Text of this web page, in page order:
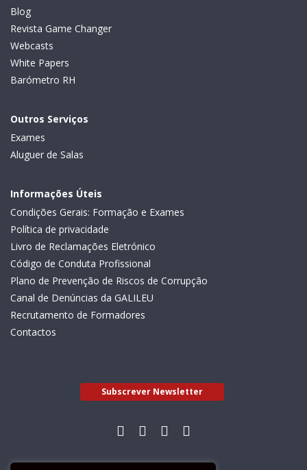
Blog
Revista Game Changer
Webcasts
White Papers
Barómetro RH
Outros Serviços
Exames
Aluguer de Salas
Informações Úteis
Condições Gerais: Formação e Exames
Política de privacidade
Livro de Reclamações Eletrónico
Código de Conduta Profissional
Plano de Prevenção de Riscos de Corrupção
Canal de Denúncias da GALILEU
Recrutamento de Formadores
Contactos
Subscrever Newsletter